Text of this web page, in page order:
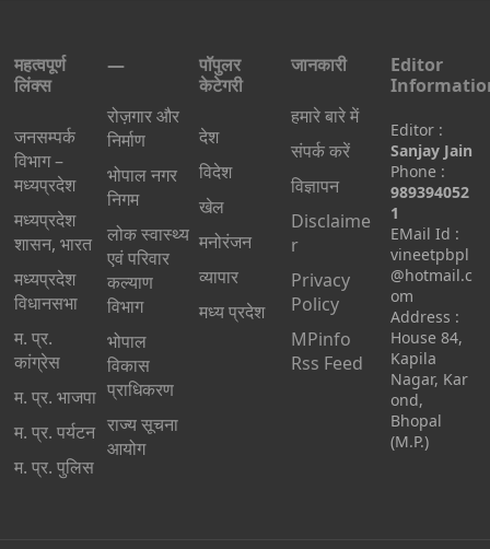
महत्वपूर्ण
लिंक्स
जनसम्पर्क
विभाग –
मध्यप्रदेश
मध्यप्रदेश
शासन, भारत
मध्‍यप्रदेश
विधानसभा
म. प्र.
कांग्रेस
म. प्र. भाजपा
म. प्र. पर्यटन
म. प्र. पुलिस
—
रोज़गार और
निर्माण
भोपाल नगर
निगम
लोक स्वास्थ्य
एवं परिवार
कल्याण
विभाग
भोपाल
विकास
प्राधिकरण
राज्य सूचना
आयोग
पॉपुलर
केटेगरी
देश
विदेश
खेल
मनोरंजन
व्यापार
मध्य प्रदेश
जानकारी
हमारे बारे में
संपर्क करें
विज्ञापन
Disclaime
r
Privacy
Policy
MPinfo
Rss Feed
Editor
Editor :
Sanjay Jain
Phone :
989394052
1
EMail Id :
vineetpbpl
@hotmail.c
om
Address :
House 84,
Kapila
Nagar, Kar
ond,
Bhopal
(M.P.)